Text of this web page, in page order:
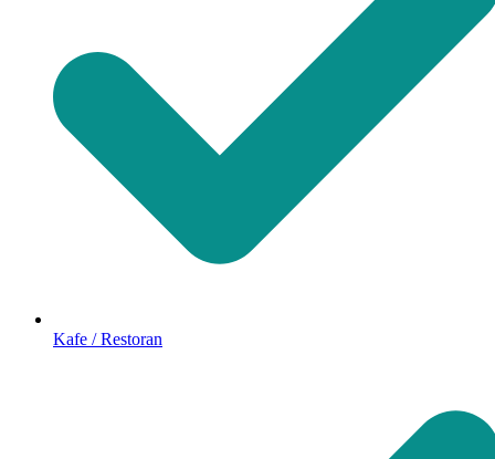
Kafe / Restoran